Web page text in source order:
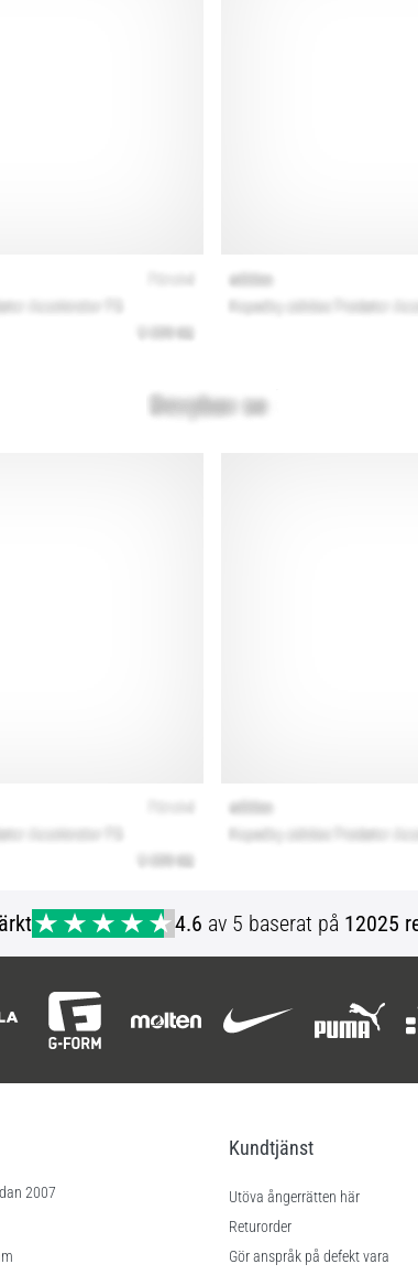
4.6 av 5 baserat på 12025
2007
Kundtjänst
Utöva ångerrätten här
Returorder
Gör anspråk på defekt vara